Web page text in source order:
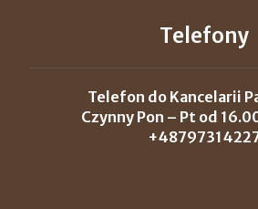
Telefony
Telefon do Kancelarii
Czynny Pon – Pt od